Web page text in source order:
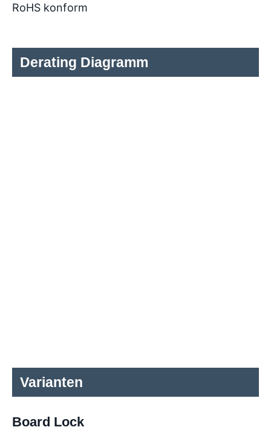
RoHS konform
Derating Diagramm
Varianten
Board Lock